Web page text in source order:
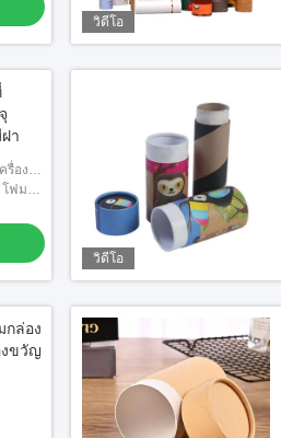
วิดีโอ
า
รื่อง
โฟม
วิดีโอ
กล่อง
ขวัญ